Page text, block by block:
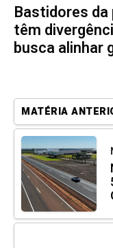
Bastidores
têm
busca alinhar
MATÉRIA